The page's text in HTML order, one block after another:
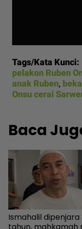
Tags/Kata Kunci:
pelakon Ruben
anak Ruben,
Onsu cerai
Baca
Ismahalil dipenjara